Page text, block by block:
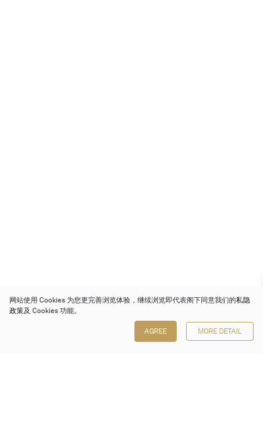
网站使用 Cookies 为您更完善浏览体验，继续浏览即代表阁下同意我们的私隐
政策及 Cookies 功能。
AGREE MORE DETAIL